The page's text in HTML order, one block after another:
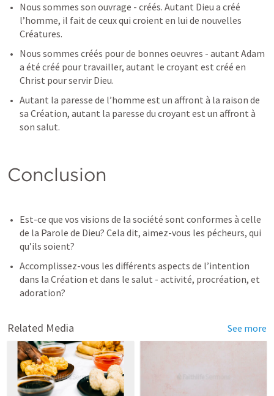
Nous sommes son ouvrage - créés. Autant Dieu a créé
l’homme, il fait de ceux qui croient en lui de nouvelles
Créatures.
Nous sommes créés pour de bonnes oeuvres - autant Adam
a été créé pour travailler, autant le croyant est créé en
Christ pour servir Dieu.
Autant la paresse de l’homme est un affront à la raison de
sa Création, autant la paresse du croyant est un affront à
son salut.
Conclusion
Est-ce que vos visions de la société sont conformes à celle
de la Parole de Dieu? Cela dit, aimez-vous les pécheurs, qui
qu’ils soient?
Accomplissez-vous les différents aspects de l’intention
dans la Création et dans le salut - activité, procréation, et
adoration?
Related Media See more